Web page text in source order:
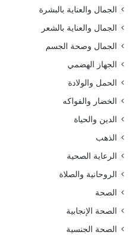
الجمال والعناية بالبشرة
الجمال والعناية بالشعر
الجمال وصحة الجسم
الجهاز الهضمي
الحمل والولادة
الخضار والفواكه
الدين والحياة
الذهب
الرعاية الصحية
الروحانية والصلاة
الصحة
الصحة الإنجابية
الصحة الجنسية